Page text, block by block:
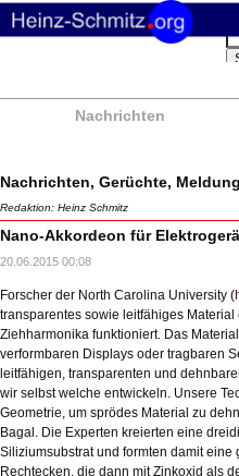
Nachrichten
Nachrichten, Gerüchte,
Redaktion: Heinz Schmitz
Nano-Akkordeon für
20.06.2015 00:08
Forscher der North Carolina University (
transparentes sowie leitfähiges
Ziehharmonika funktioniert. Das
verformbaren Displays oder tragbaren
leitfähigen, transparenten und
wir selbst welche entwickeln. Unsere
Geometrie, um sprödes Material zu
Bagal. Die Experten kreierten eine
Siliziumsubstrat und formten damit
Rechtecken, die dann mit Zinkoxid als